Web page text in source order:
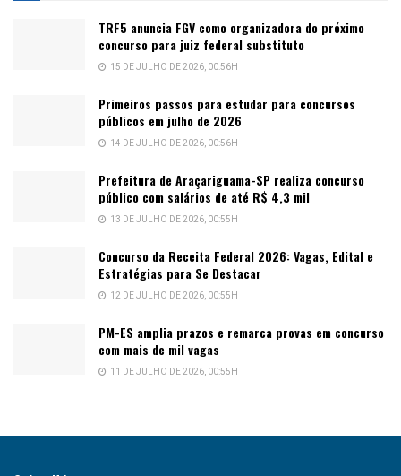
TRF5 anuncia FGV como organizadora do próximo
concurso para juiz federal substituto
15 DE JULHO DE 2026, 00:56H
Primeiros passos para estudar para concursos
públicos em julho de 2026
14 DE JULHO DE 2026, 00:56H
Prefeitura de Araçariguama-SP realiza concurso
público com salários de até R$ 4,3 mil
13 DE JULHO DE 2026, 00:55H
Concurso da Receita Federal 2026: Vagas, Edital e
Estratégias para Se Destacar
12 DE JULHO DE 2026, 00:55H
PM-ES amplia prazos e remarca provas em concurso
com mais de mil vagas
11 DE JULHO DE 2026, 00:55H